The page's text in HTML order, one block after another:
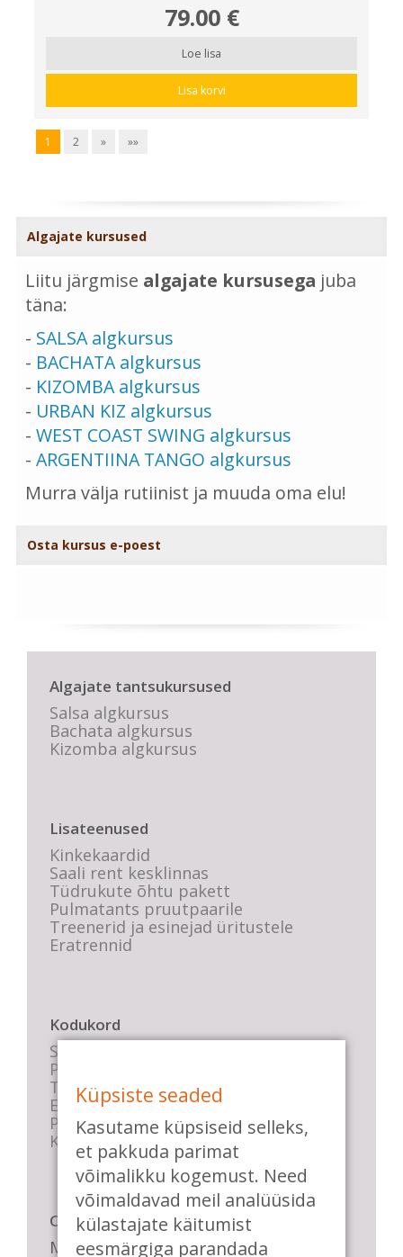
79.00 €
Loe lisa
Lisa korvi
1 2 » »»
Algajate kursused
Liitu järgmise algajate kursusega juba
täna:
- SALSA algkursus
- BACHATA algkursus
- KIZOMBA algkursus
- URBAN KIZ algkursus
- WEST COAST SWING algkursus
- ARGENTIINA TANGO algkursus
Murra välja rutiinist ja muuda oma elu!
Osta kursus e-poest
Algajate tantsukursused
Salsa algkursus
Bachata algkursus
Kizomba algkursus
Lisateenused
Kinkekaardid
Saali rent kesklinnas
Tüdrukute õhtu pakett
Pulmatants pruutpaarile
Treenerid ja esinejad üritustele
Eratrennid
Kodukord
Stuudio sisekord
Privaatsustingimused
Tasemete kirjeldused
E-poe tingimused
Parkimise info
KKK
Casa de Baile
Me pühendume lõbusale olemisele,
Küpsiste seaded
Kasutame küpsiseid selleks,
et pakkuda parimat
võimalikku kogemust. Need
võimaldavad meil analüüsida
külastajate käitumist
eesmärgiga parandada